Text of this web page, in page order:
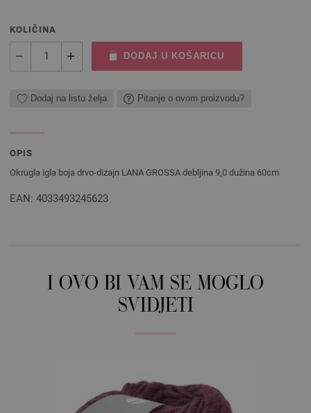
KOLIČINA
DODAJ U KOŠARICU
Dodaj na listu želja Pitanje o ovom proizvodu?
OPIS
Okrugla igla boja drvo-dizajn LANA GROSSA debljina 9,0 dužina 60cm
EAN: 4033493245623
I OVO BI VAM SE MOGLO
SVIDJETI